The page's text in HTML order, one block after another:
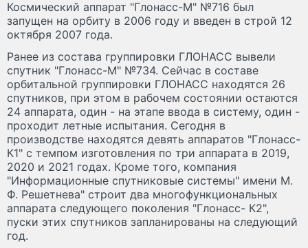
Космический аппарат "Глонасс-М" №716 был
запущен на орбиту в 2006 году и введен в строй 12
октября 2007 года.
Ранее из состава группировки ГЛОНАСС вывели
спутник "Глонасс-М" №734. Сейчас в составе
орбитальной группировки ГЛОНАСС находятся 26
спутников, при этом в рабочем состоянии остаются
24 аппарата, один - на этапе ввода в систему, один -
проходит летные испытания. Сегодня в
производстве находятся девять аппаратов "Глонасс-
К1" с темпом изготовления по три аппарата в 2019,
2020 и 2021 годах. Кроме того, компания
"Информационные спутниковые системы" имени М.
Ф. Решетнева" строит два многофункциональных
аппарата следующего поколения "Глонасс- К2",
пуски этих спутников запланированы на следующий
год.